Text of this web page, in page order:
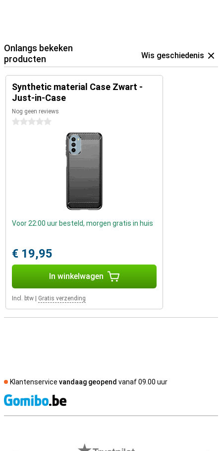
Onlangs bekeken
producten
Wis geschiedenis
Synthetic material Case Zwart -
Just-in-Case
Nog geen reviews
0 sterren
Voor 22:00 uur besteld, morgen gratis in huis
€ 19,95
In winkelwagen
Incl. btw Gratis verzending
Klantenservice vandaag geopend vanaf 09.00 uur